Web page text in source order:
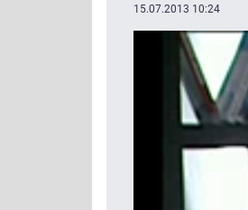
15.07.2013 10:24